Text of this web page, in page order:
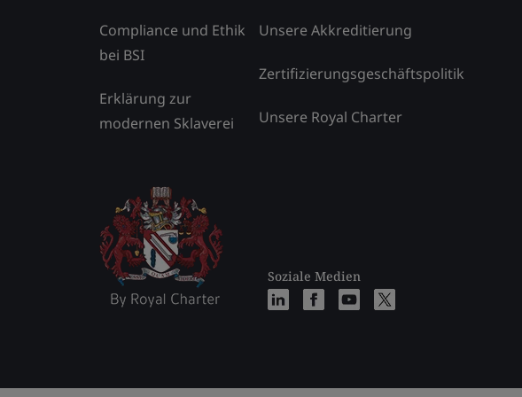
Compliance und Ethik
bei BSI
Erklärung zur
modernen Sklaverei
Unsere Akkreditierung
Zertifizierungsgeschäftspolitik
Unsere Royal Charter
Soziale Medien